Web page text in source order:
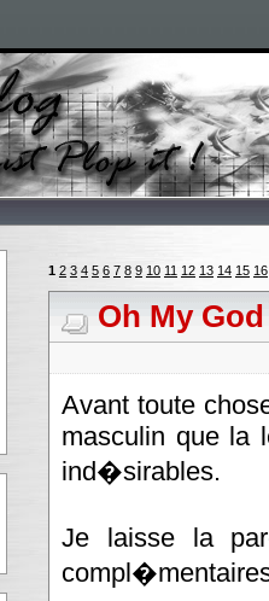
1 2 3 4 5 6 7 8 9 10 11 12 13 14 15 16
Oh My
Avant toute
masculin que la
ind�sirables.
Je laisse la